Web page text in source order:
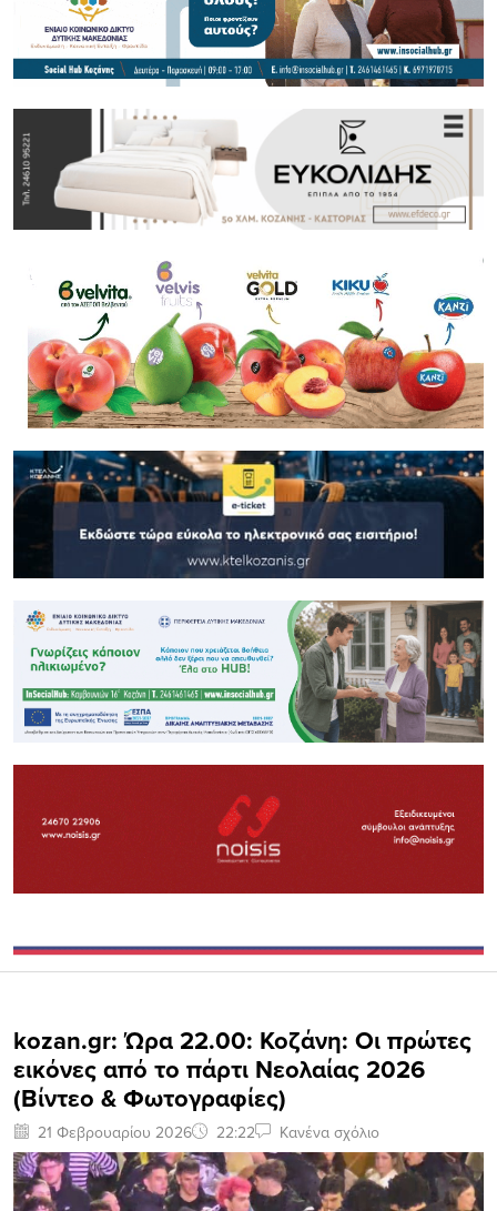
kozan.gr: Ώρα 22.00: Κοζάνη: Οι πρώτες
εικόνες από το πάρτι Νεολαίας 2026
(Βίντεο & Φωτογραφίες)
21 Φεβρουαρίου 2026 22:22 Κανένα σχόλιο